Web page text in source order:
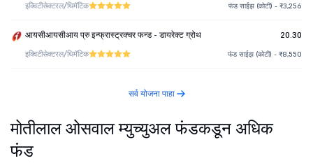
इक्विटीसेक्टरल/थिमॅटिक फंड साईझ (कोटी) - ₹3,256
आयसीआयसीआय प्रु इन्फ्रास्ट्रक्चर फन्ड - डायरेक्ट ग्रोथ 20.30
इक्विटीसेक्टरल/थिमॅटिक फंड साईझ (कोटी) - ₹8,550
सर्व योजना पाहा
मोतीलाल ओसवाल म्युच्युअल फंडकडून अधिक
फंड